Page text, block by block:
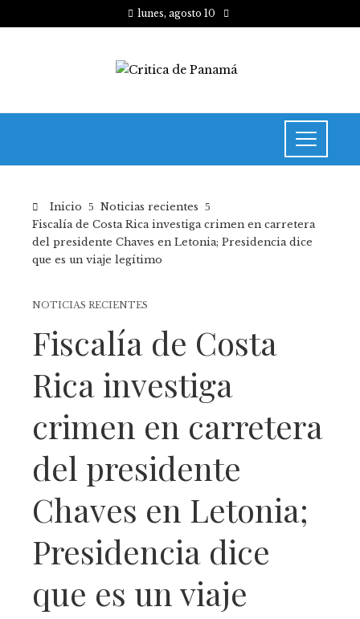
lunes, agosto 10
Inicio
Noticias recientes
Fiscalía de Costa Rica investiga crimen en carretera
del presidente Chaves en Letonia; Presidencia dice
que es un viaje legítimo
NOTICIAS RECIENTES
Fiscalía de Costa
Rica investiga
crimen en carretera
del presidente
Chaves en Letonia;
Presidencia dice
que es un viaje